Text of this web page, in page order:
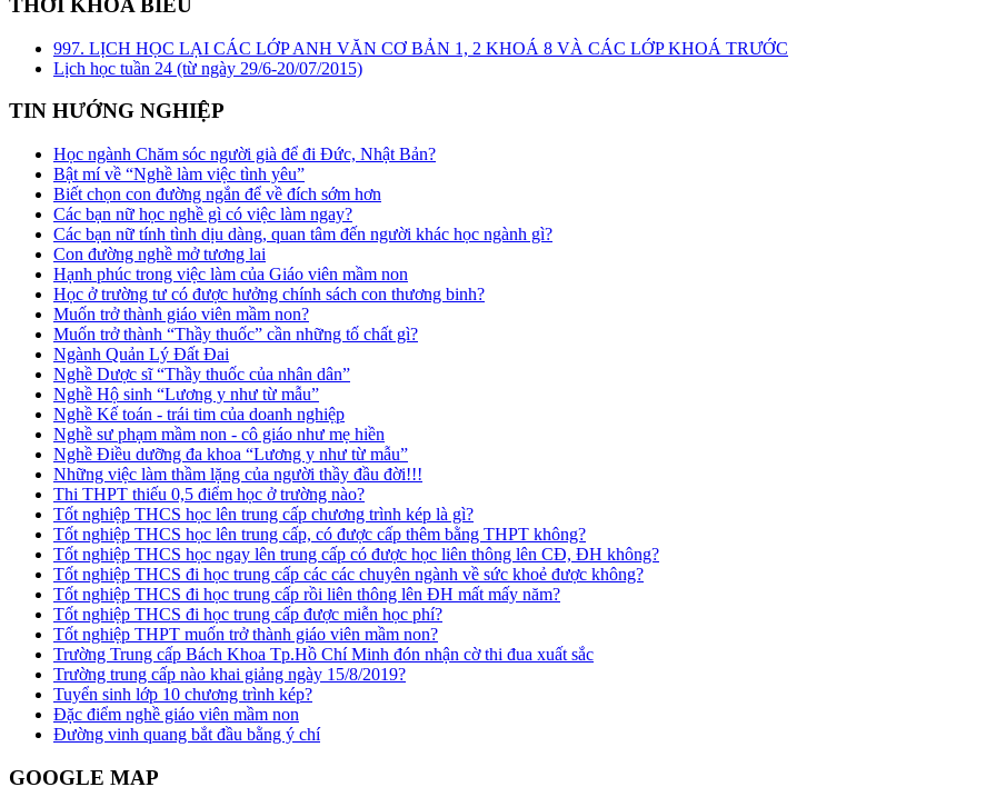
THỜI KHÓA BIỂU
997. LỊCH HỌC LẠI CÁC LỚP ANH VĂN CƠ BẢN 1, 2 KHOÁ 8 VÀ CÁC LỚP KHOÁ TRƯỚC
Lịch học tuần 24 (từ ngày 29/6-20/07/2015)
TIN HƯỚNG NGHIỆP
Học ngành Chăm sóc người già để đi Đức, Nhật Bản?
Bật mí về “Nghề làm việc tình yêu”
Biết chọn con đường ngắn để về đích sớm hơn
Các bạn nữ học nghề gì có việc làm ngay?
Các bạn nữ tính tình dịu dàng, quan tâm đến người khác học ngành gì?
Con đường nghề mở tương lai
Hạnh phúc trong việc làm của Giáo viên mầm non
Học ở trường tư có được hưởng chính sách con thương binh?
Muốn trở thành giáo viên mầm non?
Muốn trở thành “Thầy thuốc” cần những tố chất gì?
Ngành Quản Lý Đất Đai
Nghề Dược sĩ “Thầy thuốc của nhân dân”
Nghề Hộ sinh “Lương y như từ mẫu”
Nghề Kế toán - trái tim của doanh nghiệp
Nghề sư phạm mầm non - cô giáo như mẹ hiền
Nghề Điều dưỡng đa khoa “Lương y như từ mẫu”
Những việc làm thầm lặng của người thầy đầu đời!!!
Thi THPT thiếu 0,5 điểm học ở trường nào?
Tốt nghiệp THCS học lên trung cấp chương trình kép là gì?
Tốt nghiệp THCS học lên trung cấp, có được cấp thêm bằng THPT không?
Tốt nghiệp THCS học ngay lên trung cấp có được học liên thông lên CĐ, ĐH không?
Tốt nghiệp THCS đi học trung cấp các các chuyên ngành về sức khoẻ được không?
Tốt nghiệp THCS đi học trung cấp rồi liên thông lên ĐH mất mấy năm?
Tốt nghiệp THCS đi học trung cấp được miễn học phí?
Tốt nghiệp THPT muốn trở thành giáo viên mầm non?
Trường Trung cấp Bách Khoa Tp.Hồ Chí Minh đón nhận cờ thi đua xuất sắc
Trường trung cấp nào khai giảng ngày 15/8/2019?
Tuyển sinh lớp 10 chương trình kép?
Đặc điểm nghề giáo viên mầm non
Đường vinh quang bắt đầu bằng ý chí
GOOGLE MAP